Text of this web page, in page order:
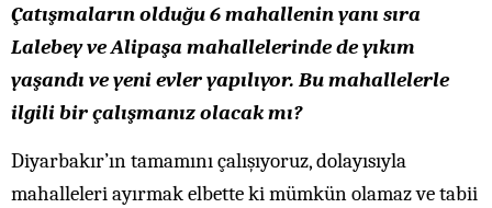
Çatışmaların olduğu 6 mahallenin yanı sıra
Lalebey ve Alipaşa mahallelerinde de yıkım
yaşandı ve yeni evler yapılıyor. Bu mahallelerle
ilgili bir çalışmanız olacak mı?
Diyarbakır’ın tamamını çalışıyoruz, dolayısıyla
mahalleleri ayırmak elbette ki mümkün olamaz ve tabii